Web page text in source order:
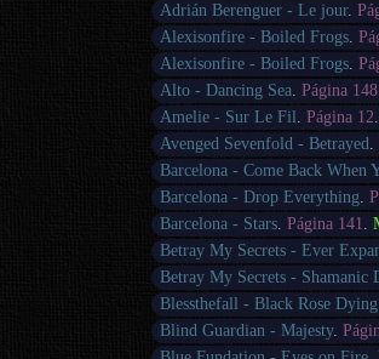
Adrián Berenguer - Le jour.
Alexisonfire - Boiled Frogs.
Alexisonfire - Boiled Frogs.
Alto - Dancing Sea.Página 148
Amelie - Sur Le Fil .Página 12
Avenged Sevenfold - Betrayed.
Barcelona - Come Back When
Barcelona - Drop Everything.
Barcelona - Stars.Página 141.
Betray My Secrets - Ever
Betray My Secrets - Shamanic
Blessthefall - Black Rose Dying
Blind Guardian - Majesty.